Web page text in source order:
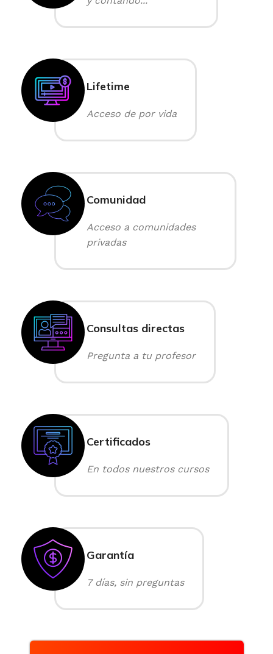
Lifetime
Acceso de por vida
Comunidad
Acceso a comunidades
privadas
Consultas directas
Pregunta a tu profesor
Certificados
En todos nuestros cursos
Garantía
7 días, sin preguntas